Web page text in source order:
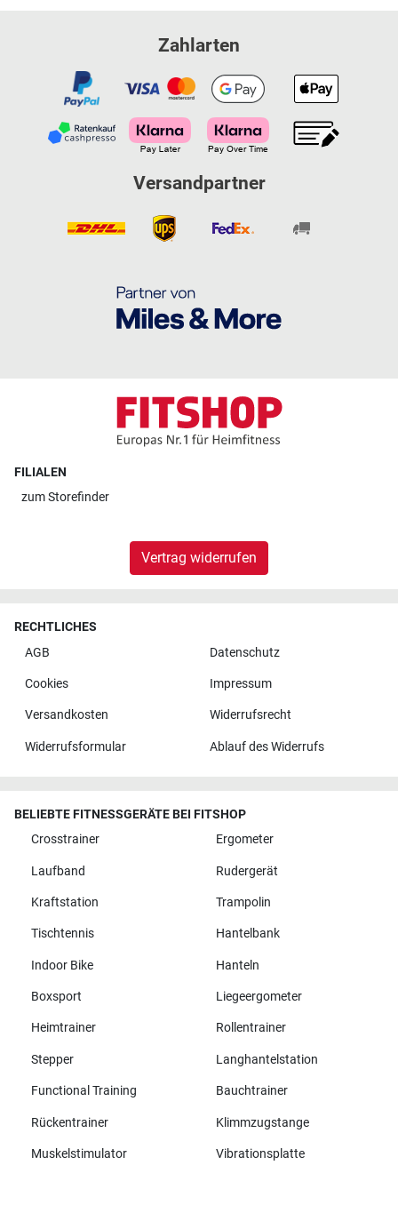
Zahlarten
Versandpartner
FILIALEN
zumStorefinder
Vertrag widerrufen
RECHTLICHES
AGB
Datenschutz
Cookies Impressum
Versandkosten Widerrufsrecht
Widerrufsformular Ablauf des Widerrufs
BELIEBTE FITNESSGERÄTE BEI FITSHOP
Crosstrainer
Ergometer
Laufband Rudergerät
Kraftstation Trampolin
Tischtennis Hantelbank
Indoor Bike Hanteln
Boxsport Liegeergometer
Heimtrainer Rollentrainer
Stepper Langhantelstation
Functional Training Bauchtrainer
Rückentrainer Klimmzugstange
Muskelstimulator Vibrationsplatte